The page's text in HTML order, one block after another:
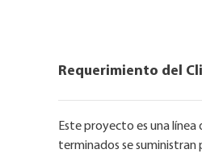
Requerimiento del
Este proyecto es una
terminados se suministran